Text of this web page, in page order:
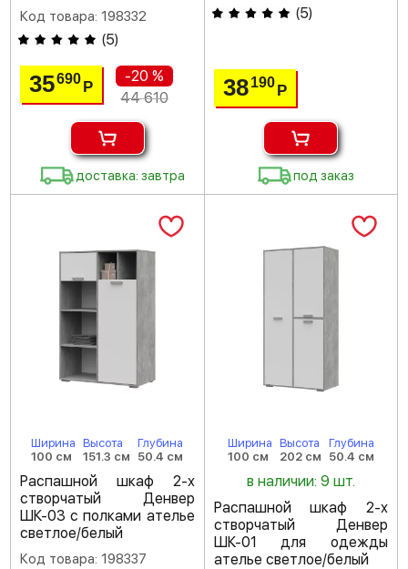
Код товара: 198332
(5)
35690Р
-20 %
44 610
доставка: завтра
(5)
38 190 Р
под заказ
Ширина
100 см
Высота
151.3 см
Глубина
50.4 см
Распашной шкаф 2-х
створчатый Денвер
ШК-03 с полками ателье
светлое/белый
Код товара: 198337
Ширина
100 см
Высота
202 см
Глубина
50.4 см
в наличии: 9 шт.
Распашной шкаф 2-х
створчатый Денвер
ШК-01 для одежды
ателье светлое/белый